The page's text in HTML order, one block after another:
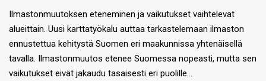
Ilmastonmuutoksen eteneminen ja vaikutukset vaihtelevat
alueittain. Uusi karttatyökalu auttaa tarkastelemaan ilmaston
ennustettua kehitystä Suomen eri maakunnissa yhtenäisellä
tavalla. Ilmastonmuutos etenee Suomessa nopeasti, mutta sen
vaikutukset eivät jakaudu tasaisesti eri puolille…